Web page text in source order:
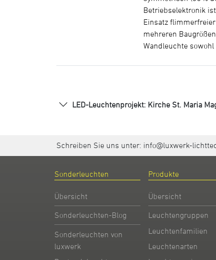
Betriebselektronik
Einsatz
mehreren
Wandleuchte
LED-Leuchtenprojekt: Kirche St. Maria
Schreiben Sie uns unter: info@luxwerk-
Sonderleuchten
Übersicht
Sonderleuchten-Blog
Sonderleuchten von
luxwerk
Produkte
Übersicht
Leuchtengruppen
Leuchtenfamilien
Leuchtenarten